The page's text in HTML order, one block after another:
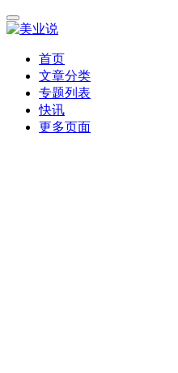
首页
文章分类
专题列表
快讯
更多页面